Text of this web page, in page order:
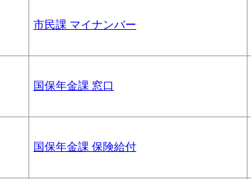
市民課 マイナンバー
国保年金課 窓口
国保年金課 保険給付